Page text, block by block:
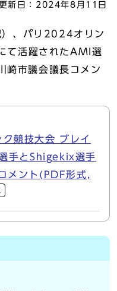
更新日： 2024年8月11日
、パリ2024オリン
て活躍されたAMI選
崎市議会議長コメン
競技大会 ブレイ
手とShigekix選手
メント(PDF形式,